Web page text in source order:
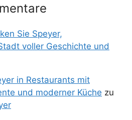
Sie Speyer,
voller Geschichte und
in Restaurants mit
und moderner Küche zu